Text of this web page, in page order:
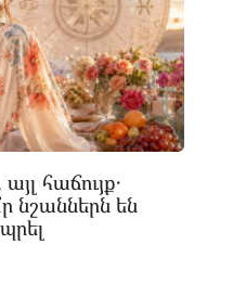
հաճույք․
նշաններն են